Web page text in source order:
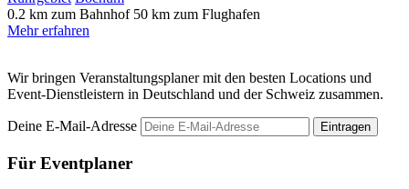
0.2 km zum Bahnhof 50 km zum Flughafen
Mehr erfahren
Wir bringen Veranstaltungsplaner mit den besten Locations und
Event-Dienstleistern in Deutschland und der Schweiz zusammen.
Deine E-Mail-Adresse Eintragen
Für Eventplaner